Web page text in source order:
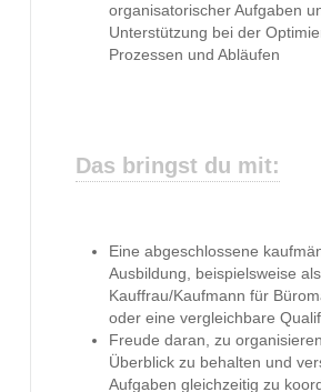
organisatorischer Aufgaben
Unterstützung bei der
Prozessen und Abläufen
Das bringst du mit:
Eine abgeschlossene
Ausbildung, beispielsweise als
Kauffrau/Kaufmann für
oder eine vergleichbare
Freude daran, zu
Überblick zu behalten und
Aufgaben gleichzeitig zu